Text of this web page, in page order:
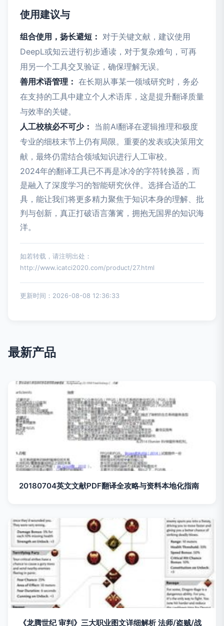
使用建议与
组合使用，扬长避短： 对于关键文献，建议使用
DeepL或知云进行初步通读，对于复杂难句，可再
用另一个工具交叉验证，确保理解无误。
善用术语管理： 在长期从事某一领域研究时，务必
在支持的工具中建立个人术语库，这是提升翻译质量
与效率的关键。
人工校核必不可少： 当前AI翻译在逻辑推理和极度
专业的细枝末节上仍有局限。重要的发表或决策用文
献，最终仍需结合领域知识进行人工审校。
2024年的翻译工具已不再是冰冷的字符转换器，而
是融入了深度学习的智能研究伙伴。选择合适的工
具，能让我们将更多精力聚焦于知识本身的理解、批
判与创新，真正打破语言藩篱，拥抱无国界的知识海
洋。
如若转载，请注明出处：
http://www.icatci2020.com/product/27.html
更新时间：2026-08-08 12:36:33
最新产品
20180704英文文献PDF翻译全攻略与资料本地化指南
《龙腾世纪 审判》三大职业图文详细解析 法师/盗贼/战